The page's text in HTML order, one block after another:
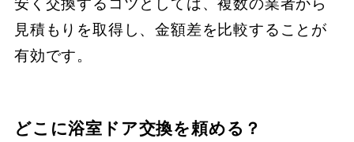
安く交換するコツとしては、複数の業者から
見積もりを取得し、金額差を比較することが
有効です。
どこに浴室ドア交換を頼める？